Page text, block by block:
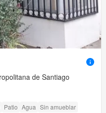
de Santiago
Patio Agua Sin amueblar